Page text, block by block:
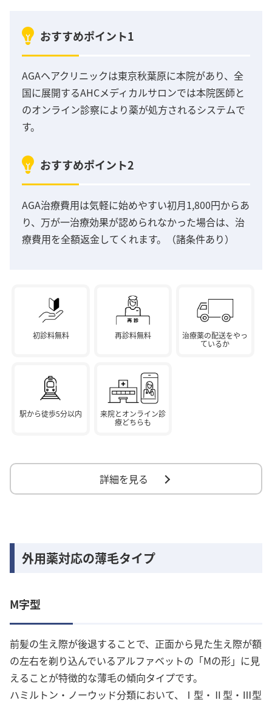
おすすめポイント1
AGAヘアクリニックは東京秋葉原に本院があり、全
国に展開するAHCメディカルサロンでは本院医師と
のオンライン診察により薬が処方されるシステムで
す。
おすすめポイント2
AGA治療費用は気軽に始めやすい初月1,800円からあ
り、万が一治療効果が認められなかった場合は、治
療費用を全額返金してくれます。（諸条件あり）
初診料無料 再診料無料
治療薬の配送をやっ
ているか
駅から徒歩5分以内
来院とオンライン診
療どちらも
詳細を見る
外用薬対応の薄毛タイプ
M字型
前髪の生え際が後退することで、正面から見た生え際が額
の左右を剃り込んでいるアルファベットの「Mの形」に見
えることが特徴的な薄毛の傾向タイプです。
ハミルトン・ノーウッド分類において、Ⅰ型・Ⅱ型・Ⅲ型